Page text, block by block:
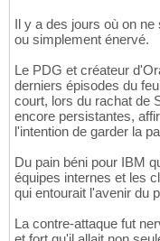
Il y a des jours où on
ou simplement énervé.
Le PDG et créateur
derniers épisodes du
court, lors du rachat de
encore persistantes,
l'intention de garder la
Du pain béni pour IBM
équipes internes et les
qui entourait l'avenir du
La contre-attaque fut